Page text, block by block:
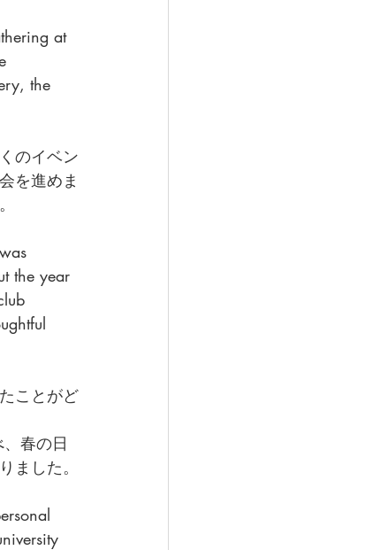
at
the
のイベン
を進めま
the year
ことがど
ました。